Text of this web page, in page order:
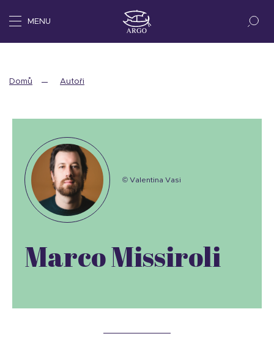
MENU
Domů Autoři
Marco Missiroli
© Valentina Vasi